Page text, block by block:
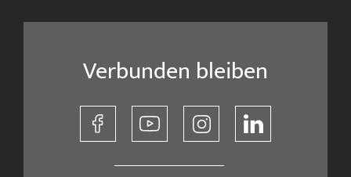
Verbunden bleiben